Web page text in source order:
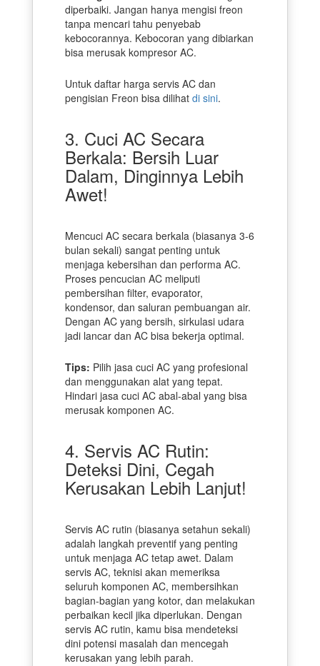
diperbaiki. Jangan hanya mengisi freon
tanpa mencari tahu penyebab
kebocorannya. Kebocoran yang dibiarkan
bisa merusak kompresor AC.
Untuk daftar harga servis AC dan
pengisian Freon bisa dilihat di sini.
3. Cuci AC Secara
Berkala: Bersih Luar
Dalam, Dinginnya Lebih
Awet!
Mencuci AC secara berkala (biasanya 3-6
bulan sekali) sangat penting untuk
menjaga kebersihan dan performa AC.
Proses pencucian AC meliputi
pembersihan filter, evaporator,
kondensor, dan saluran pembuangan air.
Dengan AC yang bersih, sirkulasi udara
jadi lancar dan AC bisa bekerja optimal.
Tips: Pilih jasa cuci AC yang profesional
dan menggunakan alat yang tepat.
Hindari jasa cuci AC abal-abal yang bisa
merusak komponen AC.
4. Servis AC Rutin:
Deteksi Dini, Cegah
Kerusakan Lebih Lanjut!
Servis AC rutin (biasanya setahun sekali)
adalah langkah preventif yang penting
untuk menjaga AC tetap awet. Dalam
servis AC, teknisi akan memeriksa
seluruh komponen AC, membersihkan
bagian-bagian yang kotor, dan melakukan
perbaikan kecil jika diperlukan. Dengan
servis AC rutin, kamu bisa mendeteksi
dini potensi masalah dan mencegah
kerusakan yang lebih parah.